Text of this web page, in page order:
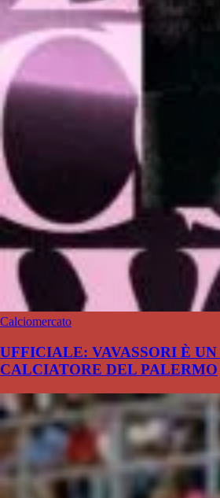
Calciomercato
UFFICIALE: VAVASSORI È
CALCIATORE DEL PALERMO